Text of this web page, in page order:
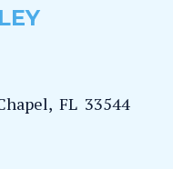
, FL 33544